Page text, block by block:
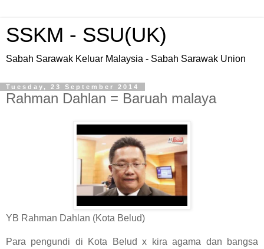
SSKM - SSU(UK)
Sabah Sarawak Keluar Malaysia - Sabah Sarawak Union
Tuesday, 23 September 2014
Rahman Dahlan = Baruah malaya
YB Rahman Dahlan (Kota Belud)
Para pengundi di Kota Belud x kira agama dan bangsa